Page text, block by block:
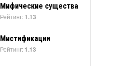
Мифические существа
Рейтинг: 1.13
Мистификации
Рейтинг: 1.13